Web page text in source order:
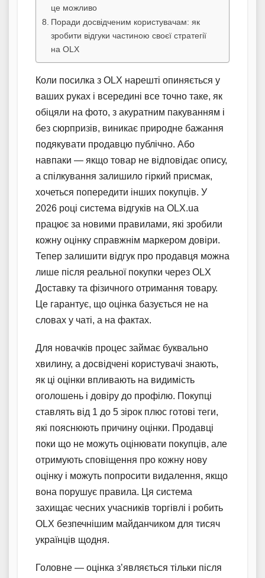
це можливо
Поради досвідченим користувачам: як
зробити відгуки частиною своєї стратегії
на OLX
Коли посилка з OLX нарешті опиняється у
ваших руках і всередині все точно таке, як
обіцяли на фото, з акуратним пакуванням і
без сюрпризів, виникає природне бажання
подякувати продавцю публічно. Або
навпаки — якщо товар не відповідає опису,
а спілкування залишило гіркий присмак,
хочеться попередити інших покупців. У
2026 році система відгуків на OLX.ua
працює за новими правилами, які зробили
кожну оцінку справжнім маркером довіри.
Тепер залишити відгук про продавця можна
лише після реальної покупки через OLX
Доставку та фізичного отримання товару.
Це гарантує, що оцінка базується не на
словах у чаті, а на фактах.
Для новачків процес займає буквально
хвилину, а досвідчені користувачі знають,
як ці оцінки впливають на видимість
оголошень і довіру до профілю. Покупці
ставлять від 1 до 5 зірок плюс готові теги,
які пояснюють причину оцінки. Продавці
поки що не можуть оцінювати покупців, але
отримують сповіщення про кожну нову
оцінку і можуть попросити видалення, якщо
вона порушує правила. Ця система
захищає чесних учасників торгівлі і робить
OLX безпечнішим майданчиком для тисяч
українців щодня.
Головне — оцінка з’являється тільки після